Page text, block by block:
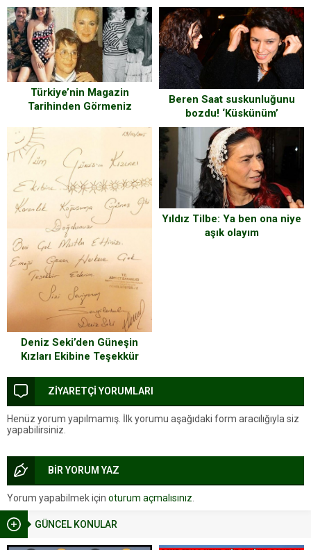
GÜNCEL KONULAR
Türkiye’nin Magazin
Tarihinden Görmeniz
Fotoğraf Karşınızda!
Beren Saat suskunluğunu
bozdu! ‘Küskünüm’
Deniz Seki’den Güneşin
Kızları Ekibine Teşekkür
Yıldız Tilbe: Ya ben ona niye
aşık olayım
ZİYARETÇİ YORUMLARI
Henüz yorum yapılmamış. İlk yorumu aşağıdaki form aracılığıyla siz
yapabilirsiniz.
BİR YORUM YAZ
Yorum yapabilmek için oturum açmalısınız.